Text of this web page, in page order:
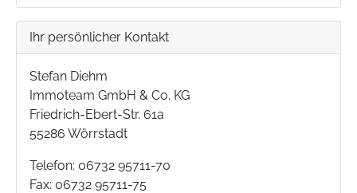
Ihr persönlicher Kontakt
Stefan Diehm
Immoteam GmbH & Co. KG
Friedrich-Ebert-Str. 61a
55286 Wörrstadt
Telefon: 06732 95711-70
Fax: 06732 95711-75